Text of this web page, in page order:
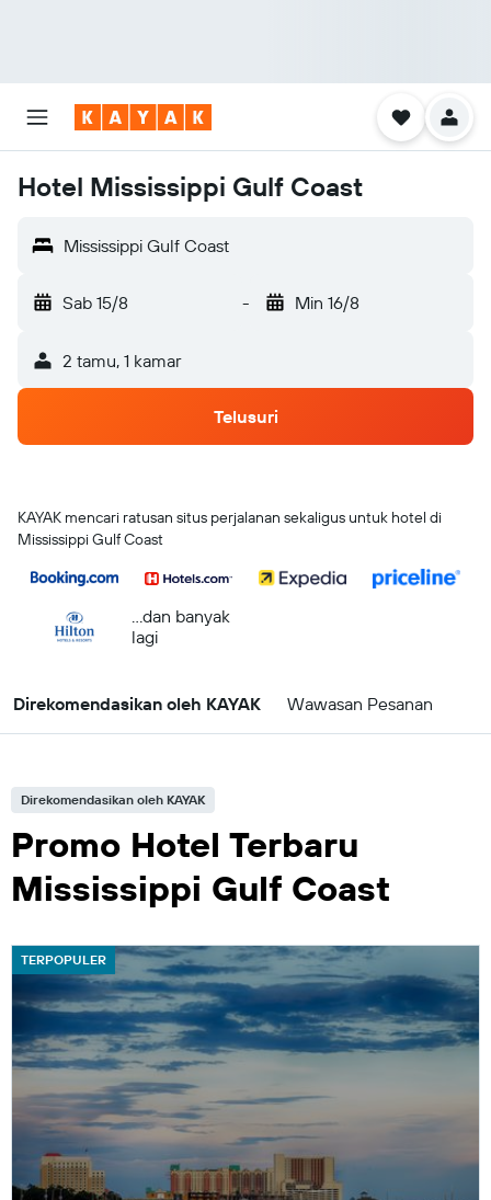
Hotel Mississippi Gulf Coast
Mississippi Gulf Coast
Sab 15/8 - Min 16/8
2 tamu, 1 kamar
Telusuri
KAYAK mencari ratusan situs perjalanan sekaligus untuk hotel di
Mississippi Gulf Coast
...dan banyak
lagi
Direkomendasikan oleh KAYAK Wawasan Pesanan
Direkomendasikan oleh KAYAK
Promo Hotel Terbaru
Mississippi Gulf Coast
TERPOPULER